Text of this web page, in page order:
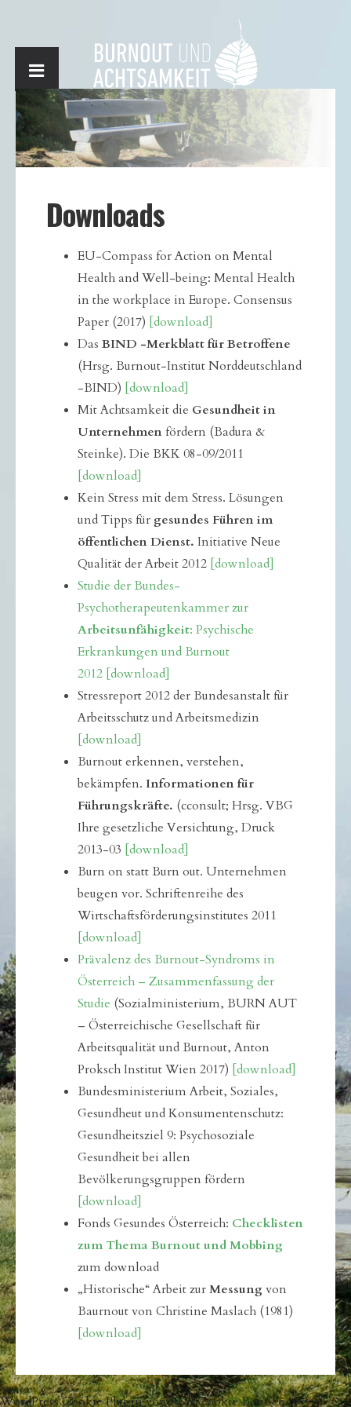
Downloads
EU-Compass for Action on Mental
Health and Well-being: Mental Health
in the workplace in Europe. Consensus
Paper (2017) [download]
DasBIND -Merkblatt für Betroffene
(Hrsg. Burnout-Institut Norddeutschland
-BIND) [download]
Mit Achtsamkeit die Gesundheit in
Unternehmenfördern (Badura &
Steinke). Die BKK 08-09/2011
[download]
Kein Stress mit dem Stress. Lösungen
und Tipps für gesundes Führen im
öffentlichen Dienst. Initiative Neue
Qualität der Arbeit 2012 [download]
Studie der Bundes-
Psychotherapeutenkammer zur
Arbeitsunfähigkeit: Psychische
Erkrankungen und Burnout
2012 [download]
Stressreport 2012 der Bundesanstalt für
Arbeitsschutz und Arbeitsmedizin
[download]
Burnout erkennen, verstehen,
bekämpfen. Informationen für
Führungskräfte. (cconsult; Hrsg. VBG
Ihre gesetzliche Versichtung, Druck
2013-03 [download]
Burn on statt Burn out. Unternehmen
beugen vor. Schriftenreihe des
Wirtschaftsförderungsinstitutes 2011
[download]
Prävalenz des Burnout-Syndroms in
Österreich – Zusammenfassung der
Studie (Sozialministerium, BURN AUT
– Österreichische Gesellschaft für
Arbeitsqualität und Burnout, Anton
Proksch Institut Wien 2017) [download]
Bundesministerium Arbeit, Soziales,
Gesundheut und Konsumentenschutz:
Gesundheitsziel 9: Psychosoziale
Gesundheit bei allen
Bevölkerungsgruppen fördern
[download]
Fonds Gesundes Österreich: Checklisten
zum Thema Burnout und Mobbing
zum download
„Historische“ Arbeit zurMessungvon
Baurnout von Christine Maslach (1981)
[download]
WordPress Cookie Plugin von Real Cookie Banner